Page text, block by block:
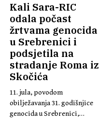
Kali Sara-RIC
odala počast
žrtvama genocida
u Srebrenici i
podsjetila na
stradanje Roma iz
Skočića
11. jula, povodom
obilježavanja 31. godišnjice
genocida u Srebrenici,